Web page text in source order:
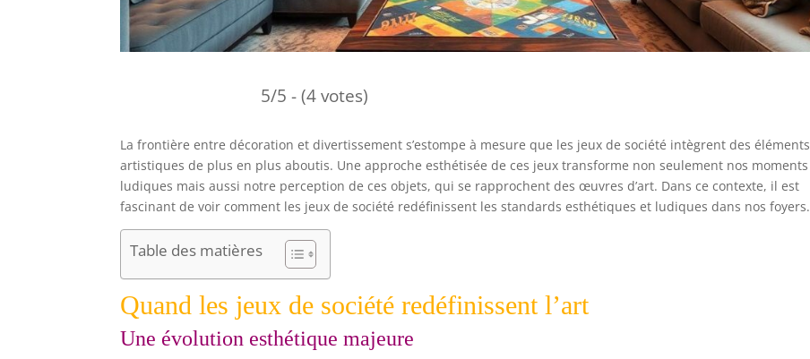
5/5 - (4 votes)
La frontière entre décoration et divertissement s’estompe à mesure que les jeux de société intègrent des éléments
artistiques de plus en plus aboutis. Une approche esthétisée de ces jeux transforme non seulement nos moments
ludiques mais aussi notre perception de ces objets, qui se rapprochent des œuvres d’art. Dans ce contexte, il est
fascinant de voir comment les jeux de société redéfinissent les standards esthétiques et ludiques dans nos foyers.
Table des matières
Quand les jeux de société redéfinissent l’art
Une évolution esthétique majeure